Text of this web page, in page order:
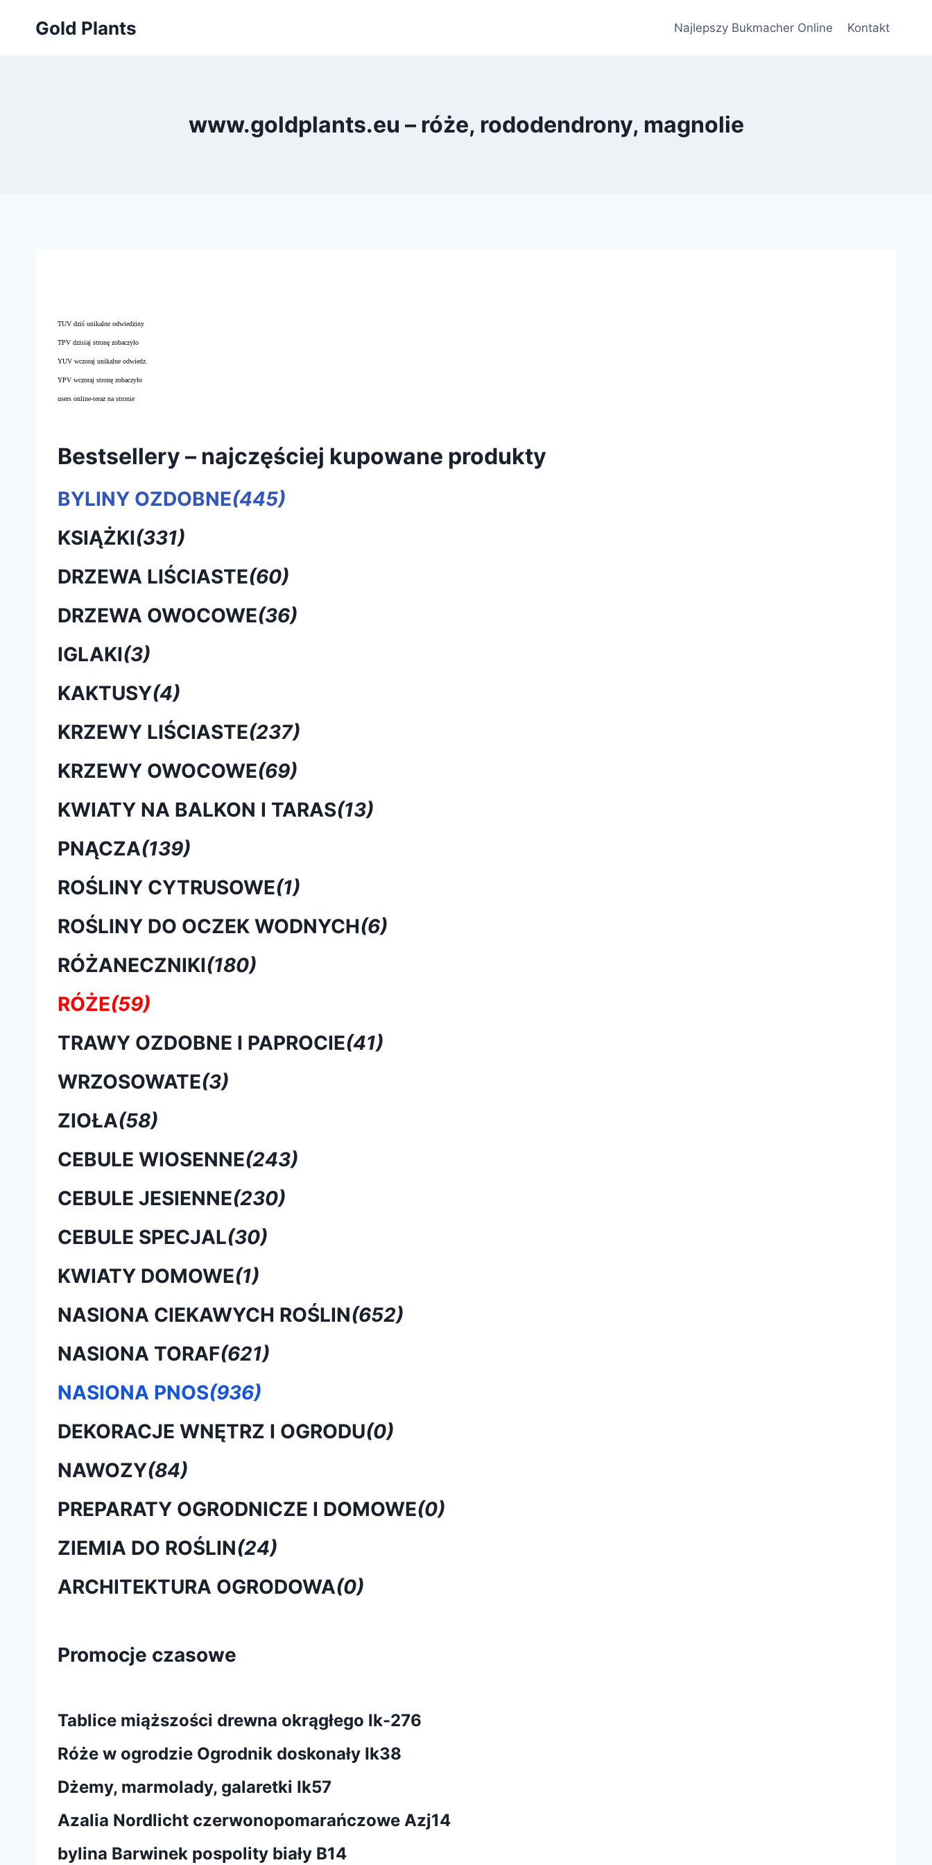
Gold Plants Najlepszy Bukmacher Online Kontakt
www.goldplants.eu – róże, rododendrony, magnolie
TUV dziś unikalne odwiedziny
TPV dzisiaj stronę zobaczyło
YUV wczoraj unikalne odwiedz.
YPV wczoraj stronę zobaczyło
users online-teraz na stronie
Bestsellery – najczęściej kupowane produkty
BYLINY OZDOBNE(445)
KSIĄŻKI(331)
DRZEWA LIŚCIASTE(60)
DRZEWA OWOCOWE(36)
IGLAKI(3)
KAKTUSY(4)
KRZEWY LIŚCIASTE(237)
KRZEWY OWOCOWE(69)
KWIATY NA BALKON I TARAS(13)
PNĄCZA(139)
ROŚLINY CYTRUSOWE(1)
ROŚLINY DO OCZEK WODNYCH(6)
RÓŻANECZNIKI(180)
RÓŻE(59)
TRAWY OZDOBNE I PAPROCIE(41)
WRZOSOWATE(3)
ZIOŁA(58)
CEBULE WIOSENNE(243)
CEBULE JESIENNE(230)
CEBULE SPECJAL(30)
KWIATY DOMOWE(1)
NASIONA CIEKAWYCH ROŚLIN(652)
NASIONA TORAF(621)
NASIONA PNOS(936)
DEKORACJE WNĘTRZ I OGRODU(0)
NAWOZY(84)
PREPARATY OGRODNICZE I DOMOWE(0)
ZIEMIA DO ROŚLIN(24)
ARCHITEKTURA OGRODOWA(0)
Promocje czasowe
Tablice miąższości drewna okrągłego lk-276
Róże w ogrodzie Ogrodnik doskonały Ik38
Dżemy, marmolady, galaretki Ik57
Azalia Nordlicht czerwonopomarańczowe Azj14
bylina Barwinek pospolity biały B14